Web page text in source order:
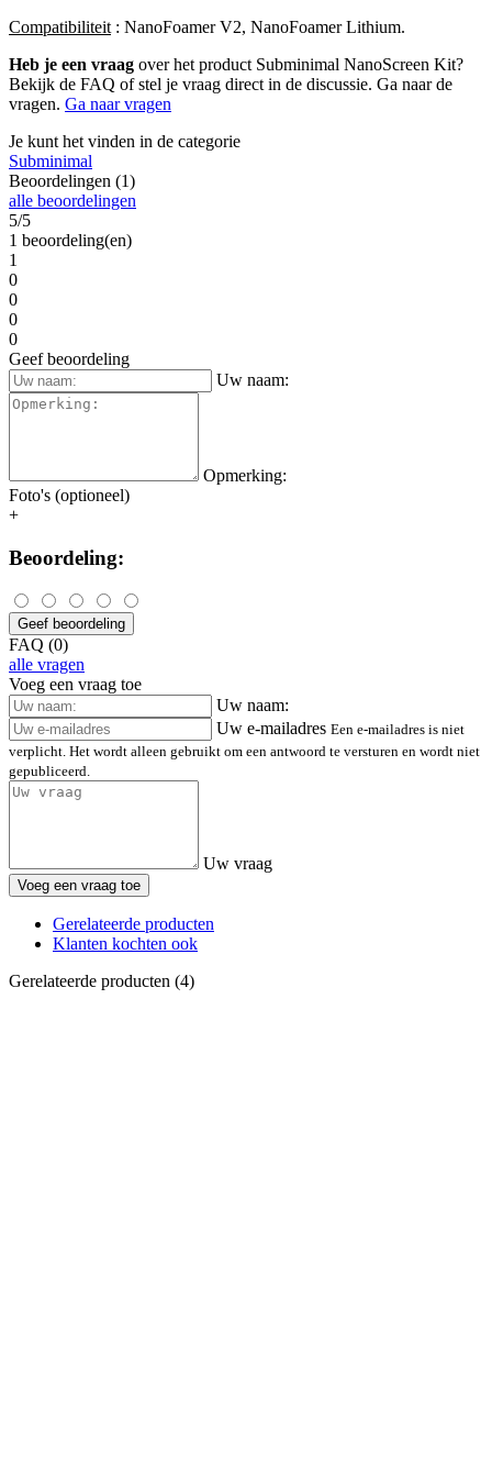
Compatibiliteit : NanoFoamer V2, NanoFoamer Lithium.
Heb je een vraag over het product Subminimal NanoScreen Kit?
Bekijk de FAQ of stel je vraag direct in de discussie. Ga naar de
vragen. Ga naar vragen
Je kunt het vinden in de categorie
Subminimal
Beoordelingen (1)
alle beoordelingen
5/5
1 beoordeling(en)
1
0
0
0
0
Geef beoordeling
Uw naam:
Opmerking:
Foto's (optioneel)
+
Beoordeling:
Geef beoordeling
FAQ (0)
alle vragen
Voeg een vraag toe
Uw naam:
Uw e-mailadres Een e-mailadres is niet
verplicht. Het wordt alleen gebruikt om een antwoord te versturen en wordt niet
gepubliceerd.
Uw vraag
Voeg een vraag toe
Gerelateerde producten
Klanten kochten ook
Gerelateerde producten (4)